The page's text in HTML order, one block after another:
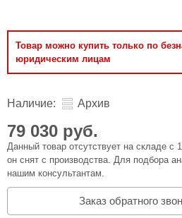
Товар можно купить только по
юридическим лицам
Наличие: Архив
79 030 руб.
Данный товар отсутствует на складе с
он снят с производства. Для подбора
нашим консультантам.
Заказ обратного